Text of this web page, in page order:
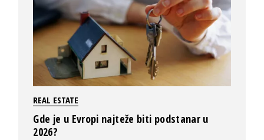
REAL ESTATE
Gde je u Evropi najteže biti podstanar u
2026?